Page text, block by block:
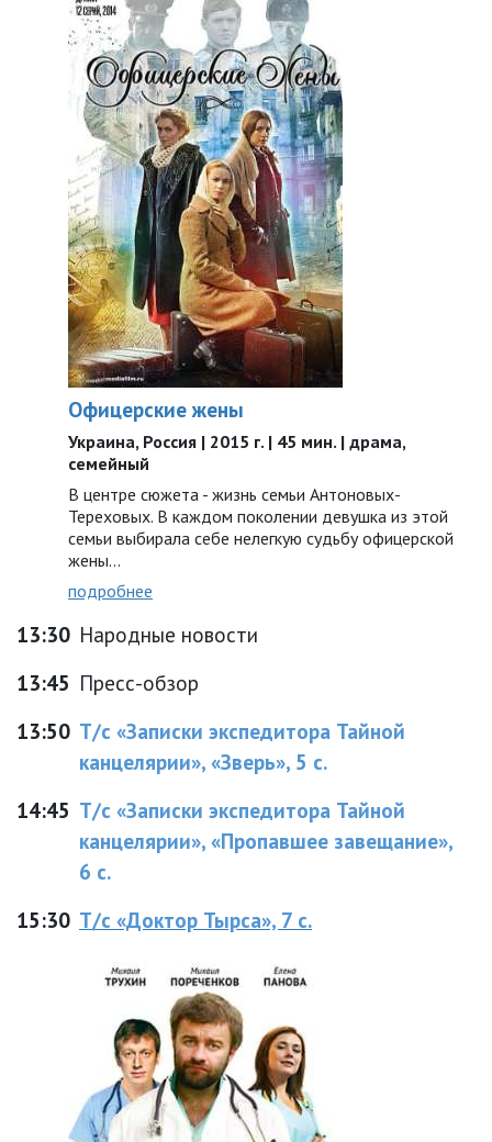
Офицерские жены
Украина, Россия | 2015 г. | 45 мин. | драма,
семейный
В центре сюжета - жизнь семьи Антоновых-
Тереховых. В каждом поколении девушка из этой
семьи выбирала себе нелегкую судьбу офицерской
жены...
подробнее
13:30 Народные новости
13:45 Пресс-обзор
13:50 Т/с «Записки экспедитора Тайной
канцелярии», «Зверь», 5 с.
14:45 Т/с «Записки экспедитора Тайной
канцелярии», «Пропавшее завещание»,
6 с.
15:30 Т/с «Доктор Тырса», 7 с.